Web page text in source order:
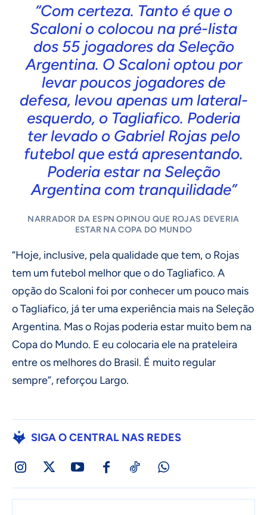
“Com certeza. Tanto é que o
Scaloni o colocou na pré-lista
dos 55 jogadores da Seleção
Argentina. O Scaloni optou por
levar poucos jogadores de
defesa, levou apenas um lateral-
esquerdo, o Tagliafico. Poderia
ter levado o Gabriel Rojas pelo
futebol que está apresentando.
Poderia estar na Seleção
Argentina com tranquilidade”
NARRADOR DA ESPN OPINOU QUE ROJAS DEVERIA
ESTAR NA COPA DO MUNDO
“Hoje, inclusive, pela qualidade que tem, o Rojas
tem um futebol melhor que o do Tagliafico. A
opção do Scaloni foi por conhecer um pouco mais
o Tagliafico, já ter uma experiência mais na Seleção
Argentina. Mas o Rojas poderia estar muito bem na
Copa do Mundo. E eu colocaria ele na prateleira
entre os melhores do Brasil. É muito regular
sempre”, reforçou Largo.
SIGA O CENTRAL NAS REDES